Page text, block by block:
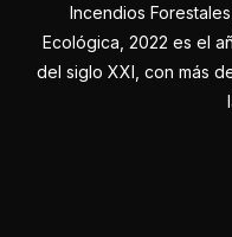
Incendios
Ecológica, 2022 es el
del siglo XXI, con más